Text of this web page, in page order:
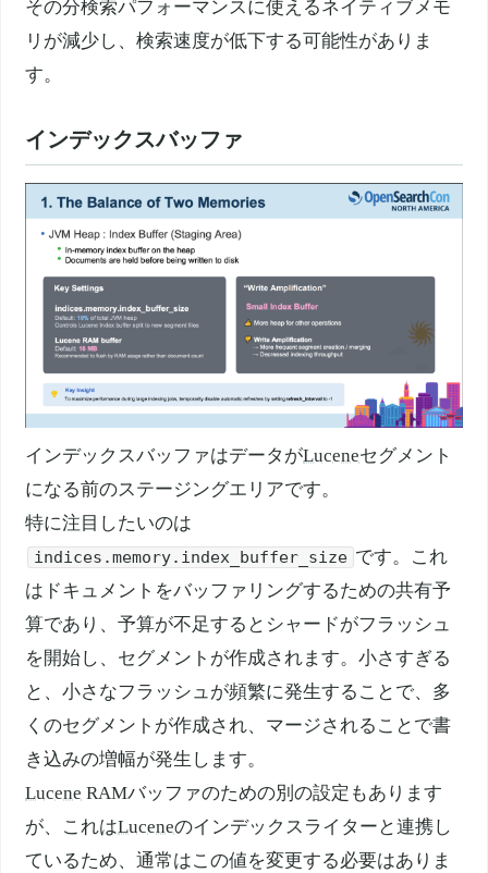
その分検索パフォーマンスに使えるネイティブメモ
リが減少し、検索速度が低下する可能性がありま
す。
インデックスバッファ
インデックスバッファはデータがLuceneセグメント
になる前のステージングエリアです。
特に注目したいのは
indices.memory.index_buffer_size です。これ
はドキュメントをバッファリングするための共有予
算であり、予算が不足するとシャードがフラッシュ
を開始し、セグメントが作成されます。小さすぎる
と、小さなフラッシュが頻繁に発生することで、多
くのセグメントが作成され、マージされることで書
き込みの増幅が発生します。
Lucene RAMバッファのための別の設定もあります
が、これはLuceneのインデックスライターと連携し
ているため、通常はこの値を変更する必要はありま